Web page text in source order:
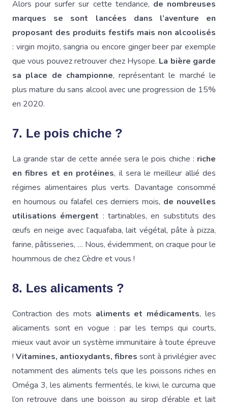
Alors pour surfer sur cette tendance, de nombreuses
marques se sont lancées dans l’aventure en
proposant des produits festifs mais non alcoolisés
: virgin mojito, sangria ou encore ginger beer par exemple
que vous pouvez retrouver chez Hysope. La bière garde
sa place de championne, représentant le marché le
plus mature du sans alcool avec une progression de 15%
en 2020.
7. Le pois chiche ?
La grande star de cette année sera le pois chiche : riche
en fibres et en protéines, il sera le meilleur allié des
régimes alimentaires plus verts. Davantage consommé
en houmous ou falafel ces derniers mois, de nouvelles
utilisations émergent : tartinables, en substituts des
œufs en neige avec l’aquafaba, lait végétal, pâte à pizza,
farine, pâtisseries, … Nous, évidemment, on craque pour le
hoummous de chez Cèdre et vous !
8. Les alicaments ?
Contraction des mots aliments et médicaments, les
alicaments sont en vogue : par les temps qui courts,
mieux vaut avoir un système immunitaire à toute épreuve
! Vitamines, antioxydants, fibres sont à privilégier avec
notamment des aliments tels que les poissons riches en
Oméga 3, les aliments fermentés, le kiwi, le curcuma que
l’on retrouve dans une boisson au sirop d’érable et lait